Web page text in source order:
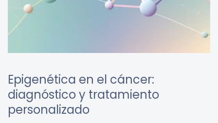
Epigenética en el cáncer:
diagnóstico y tratamiento
personalizado